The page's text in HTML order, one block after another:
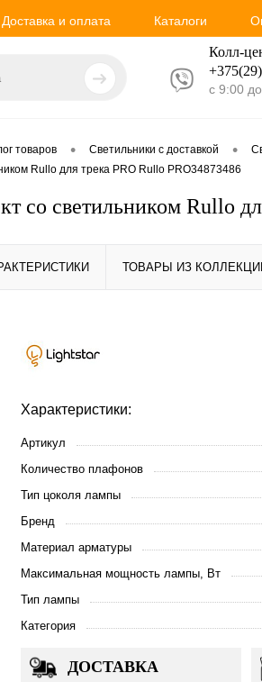
Доставка и оплата Каталоги
Колл-
с 9:00
товаров • Светильники с доставкой •
Rullo для трека PRO Rullo PRO34873486
со светильником Rullo
ТОВАРЫ ИЗ
Характеристики:
Артикул
Количество плафонов
Тип цоколя лампы
Бренд
Материал арматуры
Максимальная мощность лампы, Вт
Тип лампы
Категория
ДОСТАВКА